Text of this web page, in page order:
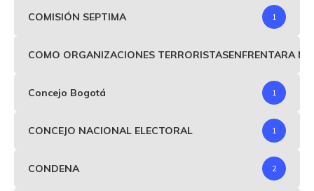
COMISIÓN SEPTIMA 1
COMO ORGANIZACIONES TERRORISTASENFRENTARA
Concejo Bogotá 1
CONCEJO NACIONAL ELECTORAL 1
CONDENA 2